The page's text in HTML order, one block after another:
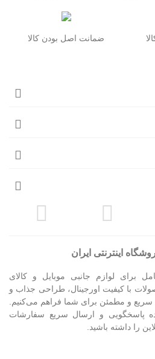
ضمانت اصل بودن کالا
اینترنتی ایران
برای لوازم جانبی موبایل و کالای
با کیفیت اورجینال، طراحی جذاب و
و مطمئن برای شما فراهم می‌کنیم.
پاسخگویی و ارسال سریع سفارشات
را داشته باشید.